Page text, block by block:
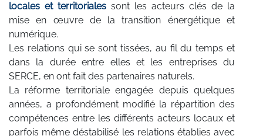
locales et territoriales sont les acteurs clés de la
mise en œuvre de la transition énergétique et
numérique.
Les relations qui se sont tissées, au fil du temps et
dans la durée entre elles et les entreprises du
SERCE, en ont fait des partenaires naturels.
La réforme territoriale engagée depuis quelques
années, a profondément modifié la répartition des
compétences entre les différents acteurs locaux et
parfois même déstabilisé les relations établies avec